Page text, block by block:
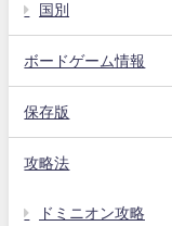
国別
ボードゲーム情報
保存版
攻略法
ドミニオン攻略